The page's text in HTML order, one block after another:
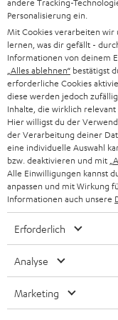
d
u
n
g
SOUNDBARS
STEREO
SMART HOME
BLUETOOTH-
KOPFHÖRER
BLUETOOTH-
KARRIERE
PRESSE & MARKETING
GESCHÄFTSKUNDEN
PARTNERPROGRAMM
BLOG
NEWSLETTER
DEINE VORTEILE BEI
TEUFEL STORY
UNSER MANAGEMENT
Teufel Onlineshops
DEUTSCHLAND
ÖSTERREICH
SCHWEIZ
NIEDERLANDE
FRANKREICH
SPANIEN
Personalisierung ein.
Mit Cookies verarbeiten
lernen, was dir gefällt -
Informationen von deinem
„Alles ablehnen“ bestätigst
erforderliche Cookies
diese werden jedoch
Inhalte, die wirklich
Hier willigst du der
der Verarbeitung deiner
eine individuelle Auswahl
bzw. deaktivieren und mit
Alle Einwilligungen kannst
anpassen und mit Wirkung
Informationen auch unsere
Erforderlich
Analyse
Marketing